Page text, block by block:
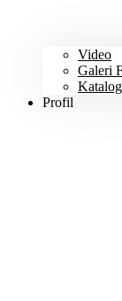
Video
Galeri
Profil